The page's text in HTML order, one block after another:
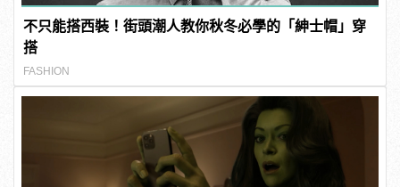
不只能搭西裝！街頭潮人教你秋冬必學的「紳士帽」穿
搭
FASHION